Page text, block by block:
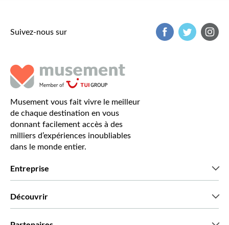
Suivez-nous sur
Musement vous fait vivre le meilleur
de chaque destination en vous
donnant facilement accès à des
milliers d’expériences inoubliables
dans le monde entier.
Entreprise
Découvrir